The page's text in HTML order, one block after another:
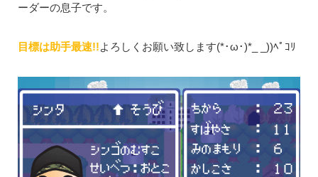
ーダーの息子です。
目標は助手最速!!よろしくお願い致します(*･ω･)*_ _))ﾍﾟｺﾘ